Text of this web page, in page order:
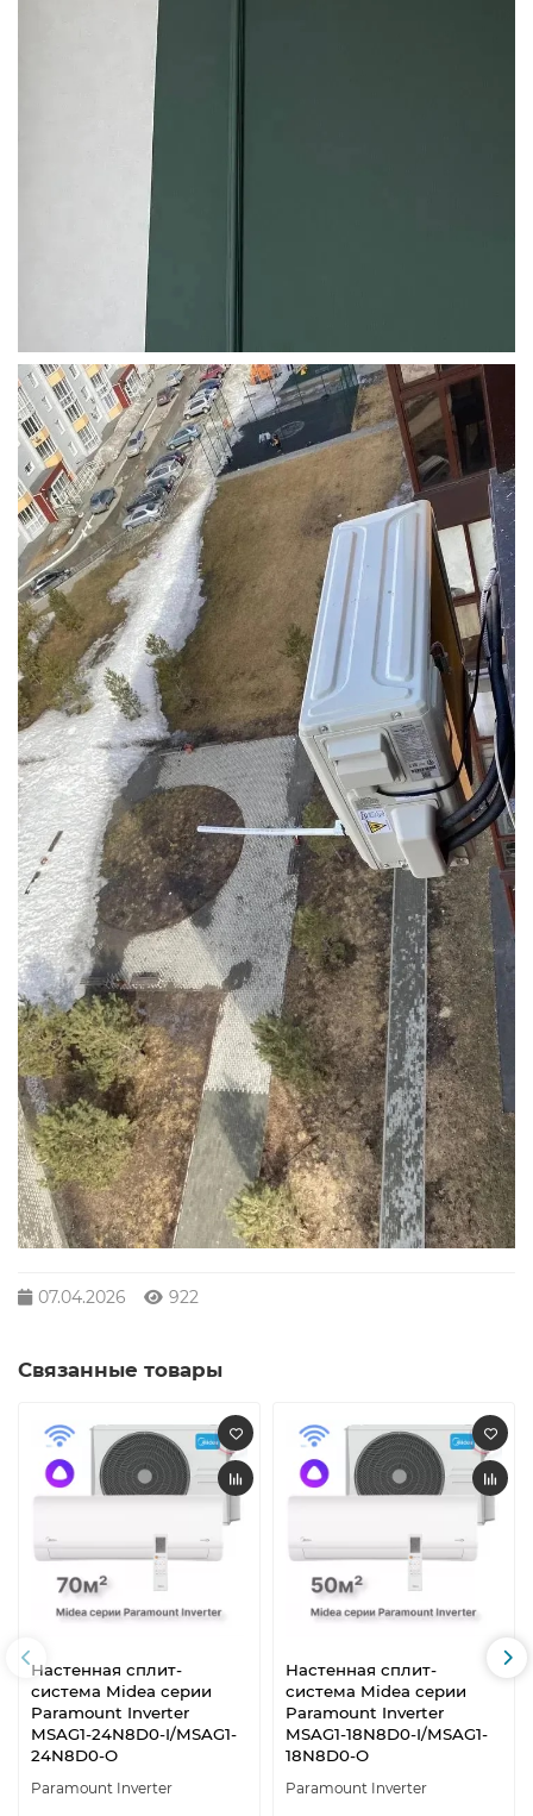
07.04.2026 922
Связанные товары
Настенная сплит-
система Midea серии
Paramount Inverter
MSAG1-24N8D0-I/MSAG1-
24N8D0-O
Paramount Inverter
Настенная сплит-
система Midea серии
Paramount Inverter
MSAG1-18N8D0-I/MSAG1-
18N8D0-O
Paramount Inverter